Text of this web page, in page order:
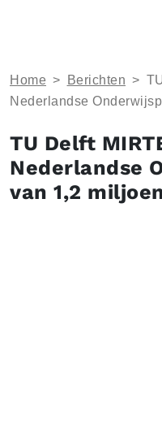
Home > Berichten >
Nederlandse
TU Delft
Nederlandse
van 1,2